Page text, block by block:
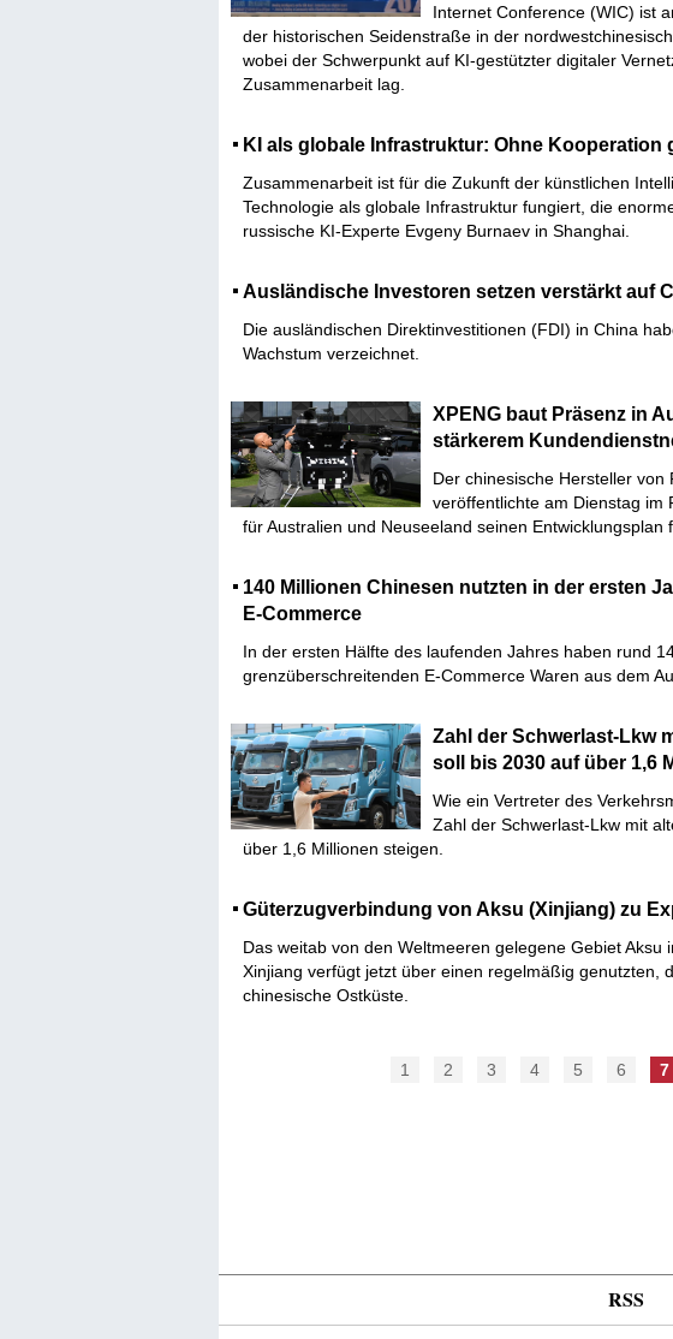
Internet Conference (WIC) ist
der historischen Seidenstraße in der
wobei der Schwerpunkt auf KI-gestützter digitaler
Zusammenarbeit lag.
KI als globale Infrastruktur: Ohne Kooperation
Zusammenarbeit ist für die Zukunft der künstlichen
Technologie als globale Infrastruktur fungiert, die
russische KI-Experte Evgeny Burnaev in Shanghai.
Ausländische Investoren setzen verstärkt auf
Die ausländischen Direktinvestitionen (FDI) in China
Wachstum verzeichnet.
XPENG baut Präsenz in
stärkerem
Der chinesische Hersteller von
veröffentlichte am Dienstag im
für Australien und Neuseeland seinen Entwicklungsplan
140 Millionen Chinesen nutzten in der ersten
E-Commerce
In der ersten Hälfte des laufenden Jahres haben rund
grenzüberschreitenden E-Commerce Waren aus dem
Zahl der Schwerlast-Lkw
soll bis 2030 auf über 1,6
Wie ein Vertreter des
Zahl der Schwerlast-Lkw mit
über 1,6 Millionen steigen.
Güterzugverbindung von Aksu (Xinjiang) zu
Das weitab von den Weltmeeren gelegene Gebiet Aksu
Xinjiang verfügt jetzt über einen regelmäßig genutzten,
chinesische Ostküste.
1 2 3 4 5 6 7